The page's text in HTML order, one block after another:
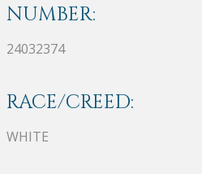
NUMBER:
24032374
RACE/CREED:
WHITE